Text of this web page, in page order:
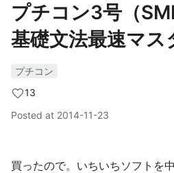
プチコン3号（
基礎文法最速マス
プチコン
13
Posted at 2014-11-23
買ったので。いちいちソフトを